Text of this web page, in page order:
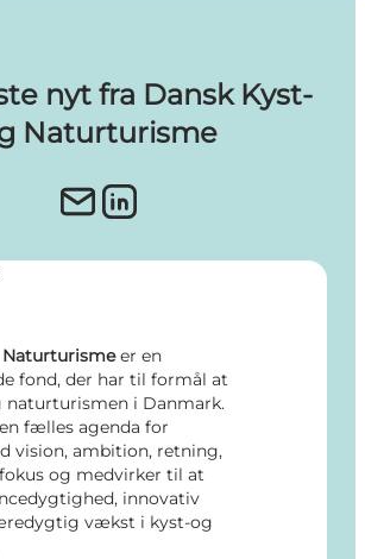
nyt fra Dansk Kyst-
Naturturisme
Naturturismeer en
fond, der har til formål at
naturturismen i Danmark.
fælles agenda for
vision, ambition, retning,
og medvirker til at
innovativ
vækst i kyst-og